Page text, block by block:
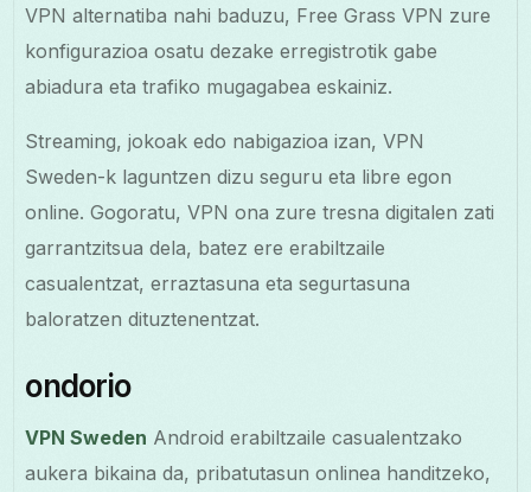
VPN alternatiba nahi baduzu, Free Grass VPN zure
konfigurazioa osatu dezake erregistrotik gabe
abiadura eta trafiko mugagabea eskainiz.
Streaming, jokoak edo nabigazioa izan, VPN
Sweden-k laguntzen dizu seguru eta libre egon
online. Gogoratu, VPN ona zure tresna digitalen zati
garrantzitsua dela, batez ere erabiltzaile
casualentzat, erraztasuna eta segurtasuna
baloratzen dituztenentzat.
ondorio
VPN Sweden Android erabiltzaile casualentzako
aukera bikaina da, pribatutasun onlinea handitzeko,